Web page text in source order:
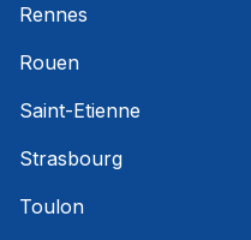
Rennes
Rouen
Saint-Etienne
Strasbourg
Toulon